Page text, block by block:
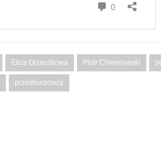
Eliza Orzeszkowa Piotr Chmielowski
przedburzowcy